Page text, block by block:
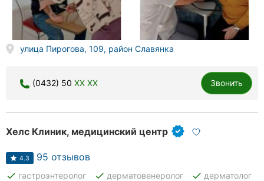
улица Пирогова, 109, район Славянка
(0432) 50 XX XX Звонить
Хелс Клиник, медицинский центр
4.3 95 отзывов
done гастроэнтеролог done дерматовенеролог done дерматолог